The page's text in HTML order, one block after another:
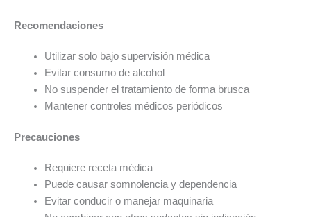
Recomendaciones
Utilizar solo bajo supervisión médica
Evitar consumo de alcohol
No suspender el tratamiento de forma brusca
Mantener controles médicos periódicos
Precauciones
Requiere receta médica
Puede causar somnolencia y dependencia
Evitar conducir o manejar maquinaria